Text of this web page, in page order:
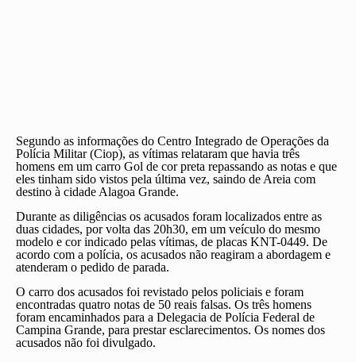
Segundo as informações do Centro Integrado de Operações da
Polícia Militar (Ciop), as vítimas relataram que havia três
homens em um carro Gol de cor preta repassando as notas e que
eles tinham sido vistos pela última vez, saindo de Areia com
destino à cidade Alagoa Grande.
Durante as diligências os acusados foram localizados entre as
duas cidades, por volta das 20h30, em um veículo do mesmo
modelo e cor indicado pelas vítimas, de placas KNT-0449. De
acordo com a polícia, os acusados não reagiram a abordagem e
atenderam o pedido de parada.
O carro dos acusados foi revistado pelos policiais e foram
encontradas quatro notas de 50 reais falsas. Os três homens
foram encaminhados para a Delegacia de Polícia Federal de
Campina Grande, para prestar esclarecimentos. Os nomes dos
acusados não foi divulgado.